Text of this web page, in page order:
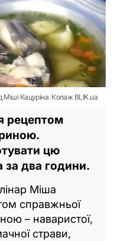
Міші Кацуріна. Колаж BLIK.ua
рецептом
цю
за два години.
Міша
справжньої
– наваристої,
страви,